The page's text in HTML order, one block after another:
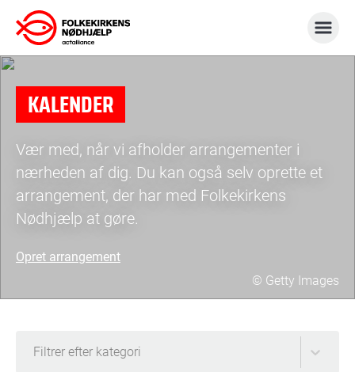
Gå
til
indhold
© Getty Images
KALENDER
Vær med, når vi afholder arrangementer i
nærheden af dig. Du kan også selv oprette et
arrangement, der har med Folkekirkens
Nødhjælp at gøre.
Opret arrangement
Filtrer efter kategori